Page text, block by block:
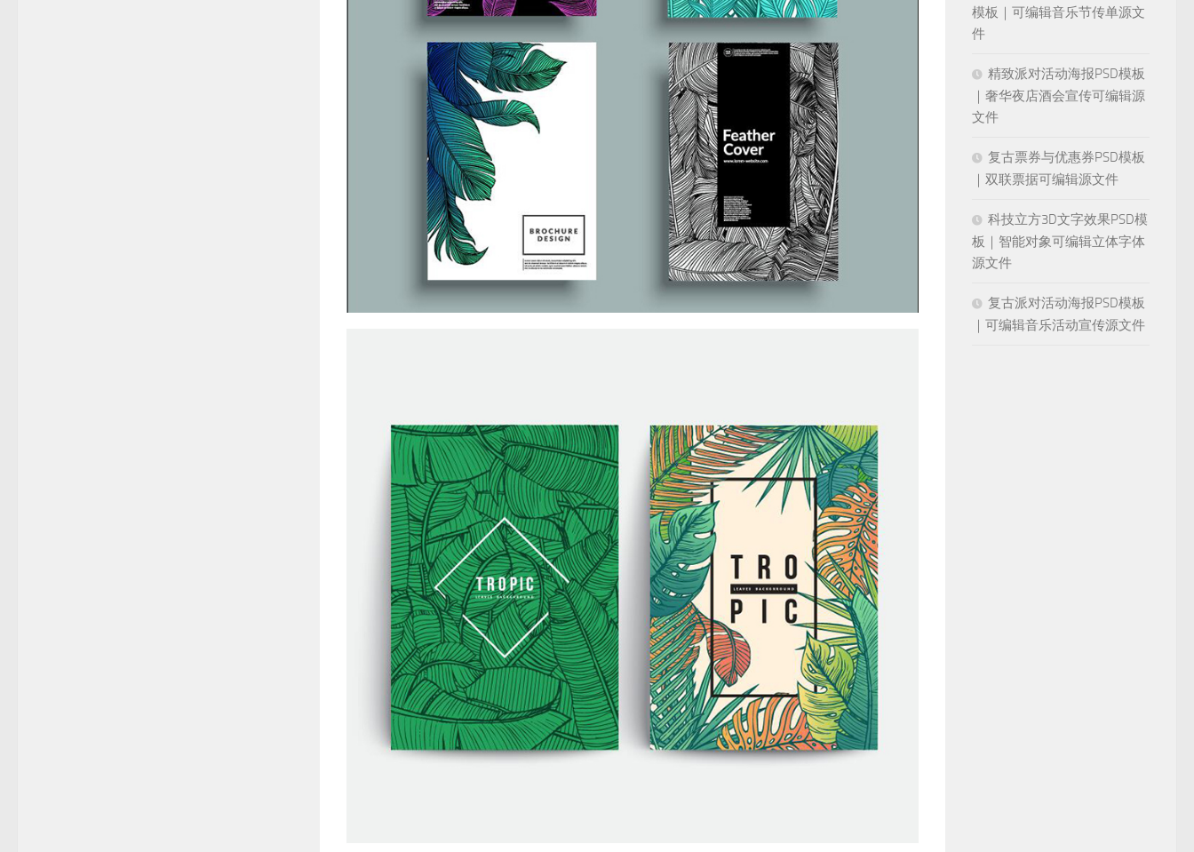
模板｜可编辑音乐节传单源文
件
精致派对活动海报PSD模板
｜奢华夜店酒会宣传可编辑源
文件
复古票券与优惠券PSD模板
｜双联票据可编辑源文件
科技立方3D文字效果PSD模
板｜智能对象可编辑立体字体
源文件
复古派对活动海报PSD模板
｜可编辑音乐活动宣传源文件